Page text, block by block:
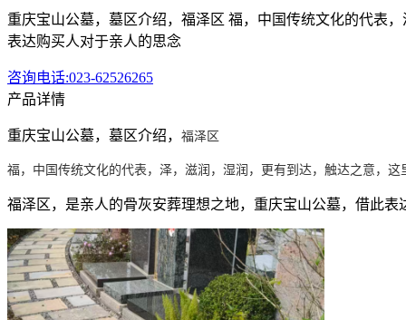
重庆宝山公墓，墓区介绍，福泽区 福，中国传统文化的代表
表达购买人对于亲人的思念
咨询电话:023-62526265
产品详情
重庆宝山公墓，墓区介绍， 福泽区
福，中国传统文化的代表，泽，滋润，湿润，更有到达，触达之意，这
福泽区，是亲人的骨灰安葬理想之地，重庆宝山公墓，借此表